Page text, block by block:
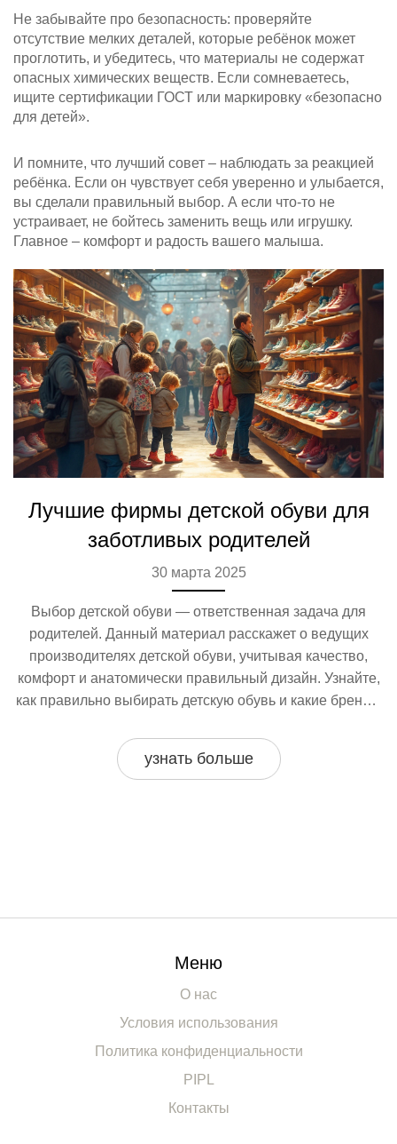
Не забывайте про безопасность: проверяйте
отсутствие мелких деталей, которые ребёнок может
проглотить, и убедитесь, что материалы не содержат
опасных химических веществ. Если сомневаетесь,
ищите сертификации ГОСТ или маркировку «безопасно
для детей».
И помните, что лучший совет – наблюдать за реакцией
ребёнка. Если он чувствует себя уверенно и улыбается,
вы сделали правильный выбор. А если что‑то не
устраивает, не бойтесь заменить вещь или игрушку.
Главное – комфорт и радость вашего малыша.
Лучшие фирмы детской обуви для
заботливых родителей
30 марта 2025
Выбор детской обуви — ответственная задача для
родителей. Данный материал расскажет о ведущих
производителях детской обуви, учитывая качество,
комфорт и анатомически правильный дизайн. Узнайте,
как правильно выбирать детскую обувь и какие бренды
Поговорим и о практичных советах при покупке обуви
для детей. Не упустите возможность сделать лучший
узнать больше
Меню
О нас
Условия использования
Политика конфиденциальности
PIPL
Контакты